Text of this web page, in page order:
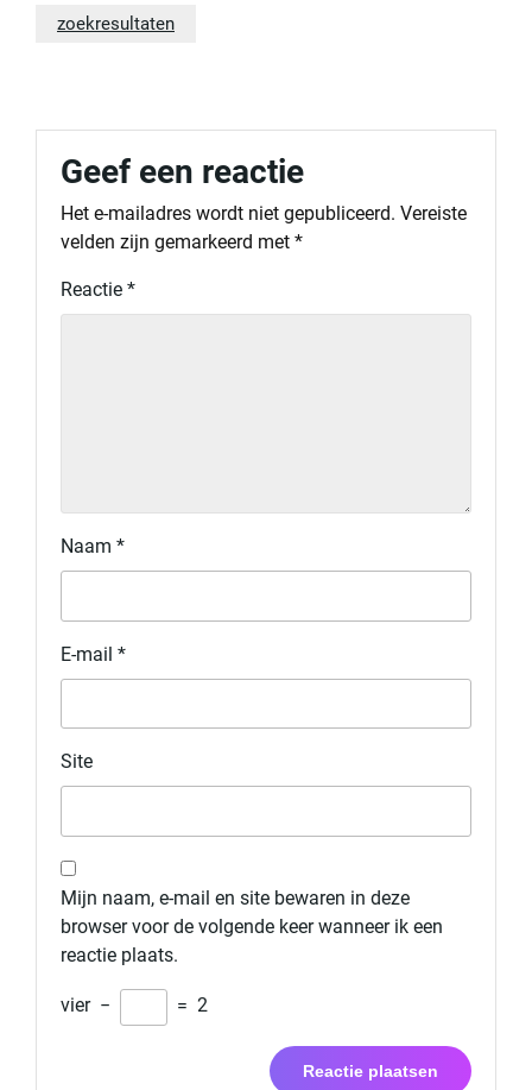
zoekresultaten
Geef een reactie
Het e-mailadres wordt niet gepubliceerd. Vereiste
velden zijn gemarkeerd met *
Reactie *
Naam *
E-mail *
Site
Mijn naam, e-mail en site bewaren in deze
browser voor de volgende keer wanneer ik een
reactie plaats.
vier − = 2